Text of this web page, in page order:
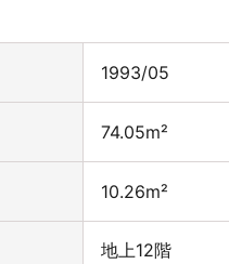
1993/05
74.05m²
10.26m²
地上12階